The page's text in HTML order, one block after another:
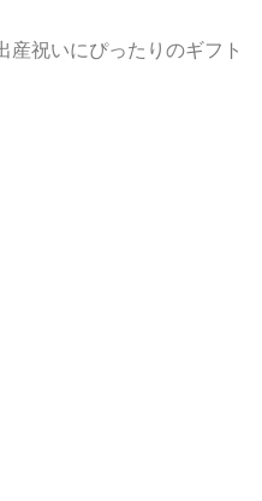
産祝いにぴったりのギフト